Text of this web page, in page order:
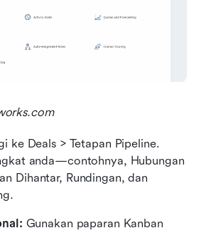
ke Deals > Tetapan Pipeline.
anda—contohnya, Hubungan
Dihantar, Rundingan, dan
.
Gunakan paparan Kanban